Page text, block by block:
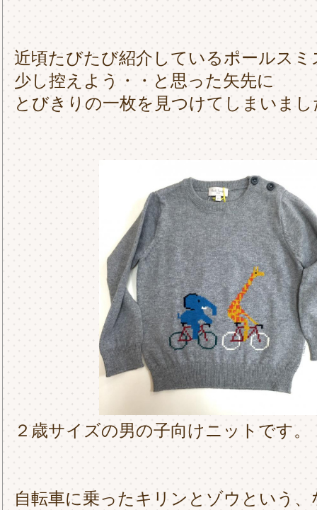
近頃たびたび紹介しているポールス
少し控えよう・・と思った矢先に
とびきりの一枚を見つけてしまいまし
２歳サイズの男の子向けニットです。
自転車に乗ったキリンとゾウという